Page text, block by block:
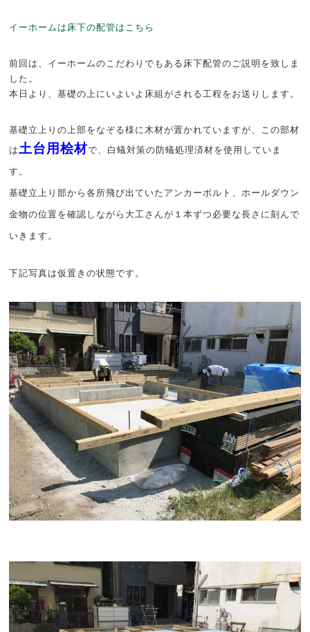
イーホームは床下の配管はこちら
前回は、イーホームのこだわりでもある床下配管のご説明を致しま
した。
本日より、基礎の上にいよいよ床組がされる工程をお送りします。
基礎立上りの上部をなぞる様に木材が置かれていますが、この部材
は 土台用桧材で、白蟻対策の防蟻処理済材を使用していま
す。
基礎立上り部から各所飛び出ていたアンカーボルト、ホールダウン
金物の位置を確認しながら大工さんが１本ずつ必要な長さに刻んで
いきます。
下記写真は仮置きの状態です。